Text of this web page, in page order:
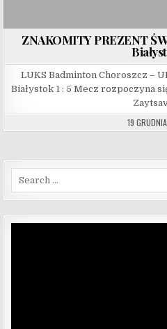
ZNAKOMITY PREZENT
LUKS Badminton Choroszcz –
Białystok 1 : 5 Mecz rozpoczyna
19